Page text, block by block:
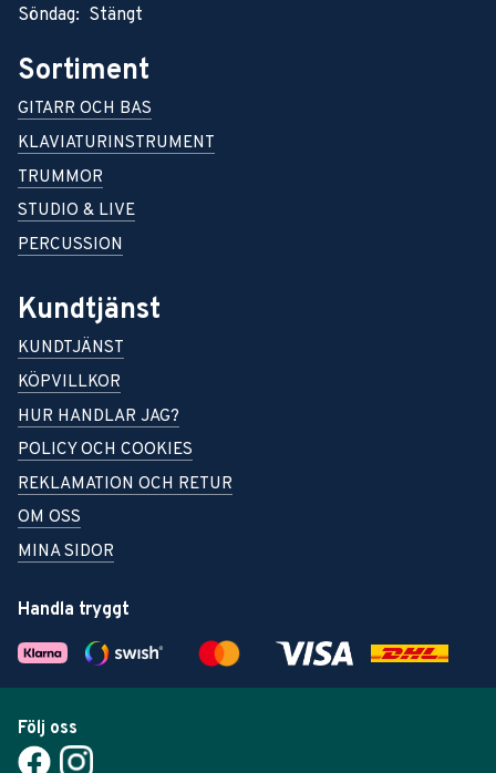
Söndag: Stängt
Sortiment
GITARR OCH BAS
KLAVIATURINSTRUMENT
TRUMMOR
STUDIO & LIVE
PERCUSSION
Kundtjänst
KUNDTJÄNST
KÖPVILLKOR
HUR HANDLAR JAG?
POLICY OCH COOKIES
REKLAMATION OCH RETUR
OM OSS
MINA SIDOR
Handla tryggt
Följ oss